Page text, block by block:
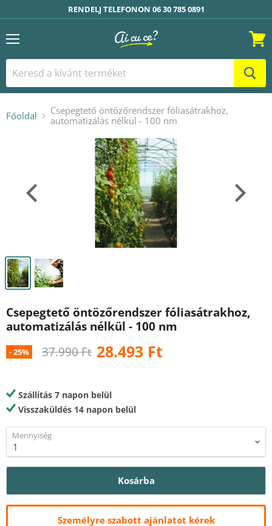
RENDELJ TELEFONON 06 30 785 0891
Menü Kosár
Főoldal
Csepegtető öntözőrendszer fóliasátrakhoz,
automatizálás nélkül - 100 nm
Csepegtető öntözőrendszer fóliasátrakhoz,
automatizálás nélkül - 100 nm
-25% Eredeti ár
37.990 Ft Ár
28.493 Ft
Szállítás 7 napon belül
Visszaküldés 14 napon belül
Mennyiség
Kosárba
Személyre szabott ajánlatot kérek